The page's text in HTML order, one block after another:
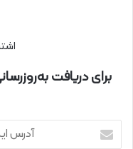
برای دریافت